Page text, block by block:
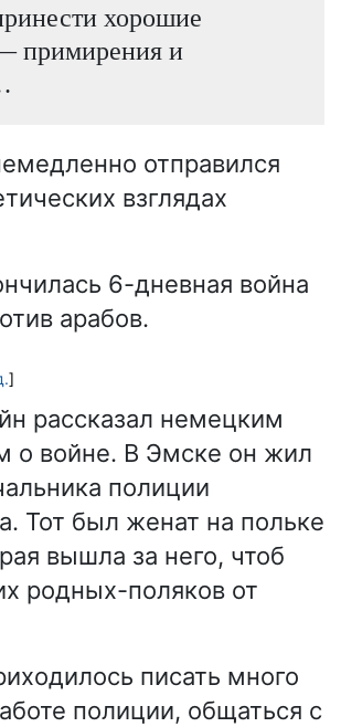
хорошие
примирения и
отправился
взглядах
6-дневная война
арабов.
]
рассказал немецким
о войне. В Эмске он жил
полиции
Тот был женат на польке
вышла за него, чтоб
родных-поляков от
писать много
полиции, общаться с